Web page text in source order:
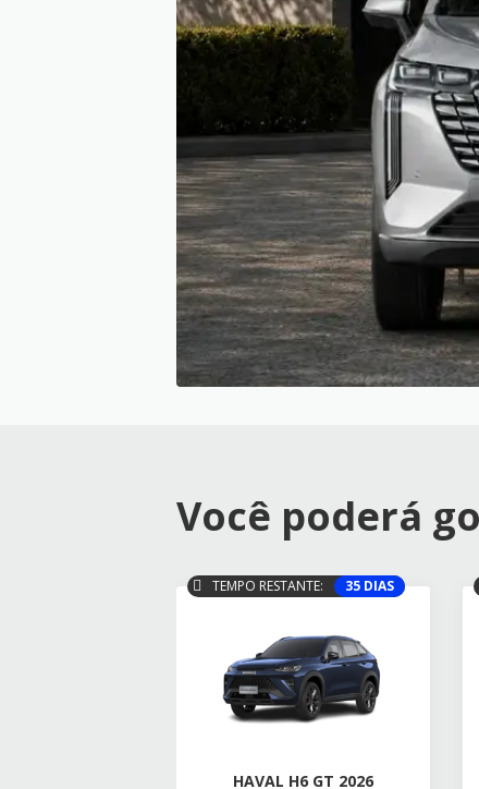
Você poderá
TEMPO RESTANTE: 35 DIAS
HAVAL H6 GT 2026